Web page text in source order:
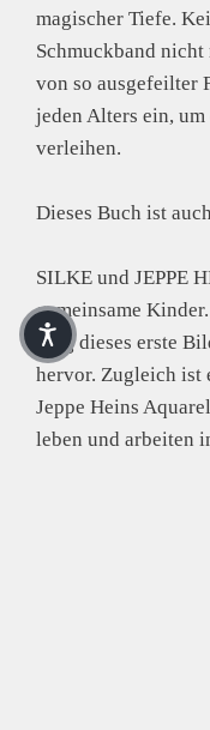
magischer Tiefe.
Schmuckband
von so ausgefeilter
jeden Alters ein,
verleihen.
Dieses Buch ist
SILKE und JEPPE
gemeinsame
ging dieses erste
hervor. Zugleich ist
Jeppe Heins
leben und arbeiten